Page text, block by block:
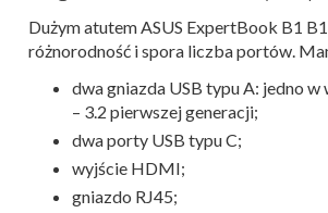
Dużym atutem ASUS ExpertBook B1
różnorodność i spora liczba portów.
dwa gniazda USB typu A: jedno w
– 3.2 pierwszej generacji;
dwa porty USB typu C;
wyjście HDMI;
gniazdo RJ45;